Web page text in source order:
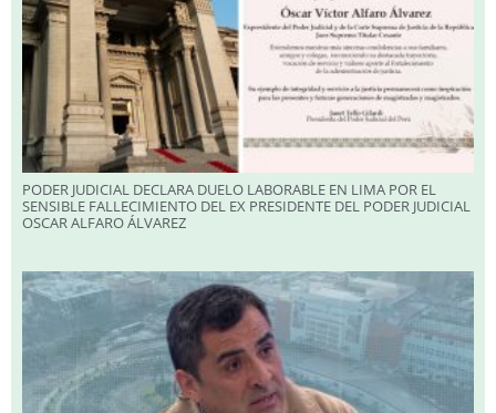
PODER JUDICIAL DECLARA DUELO LABORABLE EN LIMA POR EL
SENSIBLE FALLECIMIENTO DEL EX PRESIDENTE DEL PODER JUDICIAL
OSCAR ALFARO ÁLVAREZ